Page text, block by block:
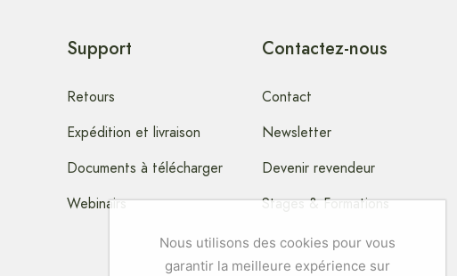
Support
Retours
Expédition et livraison
Documents à télécharger
Webinairs
Contactez-nous
Contact
Newsletter
Devenir revendeur
Stages & Formations
Nous utilisons des cookies pour vous
garantir la meilleure expérience sur